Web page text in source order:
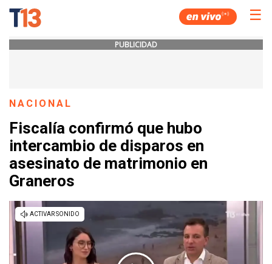
☰
PUBLICIDAD
NACIONAL
Fiscalía confirmó que hubo
intercambio de disparos en
asesinato de matrimonio en
Graneros